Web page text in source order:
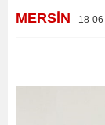
MERSİN - 18-